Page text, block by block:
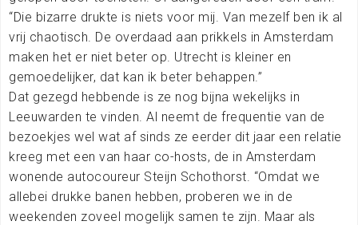
“Die bizarre drukte is niets voor mij. Van mezelf ben ik al
vrij chaotisch. De overdaad aan prikkels in Amsterdam
maken het er niet beter op. Utrecht is kleiner en
gemoedelijker, dat kan ik beter behappen.”
Dat gezegd hebbende is ze nog bijna wekelijks in
Leeuwarden te vinden. Al neemt de frequentie van de
bezoekjes wel wat af sinds ze eerder dit jaar een relatie
kreeg met een van haar co-hosts, de in Amsterdam
wonende autocoureur Steijn Schothorst. “Omdat we
allebei drukke banen hebben, proberen we in de
weekenden zoveel mogelijk samen te zijn. Maar als